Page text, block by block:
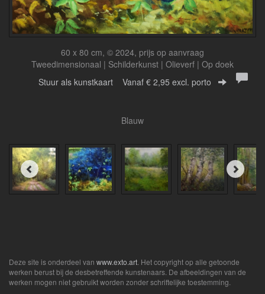
60 x 80 cm, © 2024, prijs op aanvraag
Tweedimensionaal | Schilderkunst | Olieverf | Op doek
Stuur als kunstkaart Vanaf € 2,95 excl. porto
Blauw
Deze site is onderdeel van www.exto.art . Het copyright op alle getoonde
werken berust bij de desbetreffende kunstenaars. De afbeeldingen van de
werken mogen niet gebruikt worden zonder schriftelijke toestemming.